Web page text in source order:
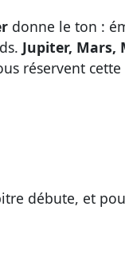
donne le ton :
Jupiter, Mars,
réservent cette
débute, et